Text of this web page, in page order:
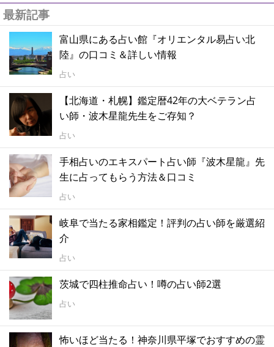
最新記事
富山県にある占い館『オリエンタル易占い北
陸』の口コミ＆詳しい情報
占い
【北海道・札幌】鑑定暦42年の大ベテラン占
い師・波木星龍先生をご存知？
占い
手相占いのエキスパート占い師『波木星龍』先
生に占ってもらう方法＆口コミ
占い
岐阜で当たる家相鑑定！評判の占い師を厳選紹
介
占い
茨城で四柱推命占い！噂の占い師2選
占い
怖いほど当たる！神奈川県平塚でおすすめの霊